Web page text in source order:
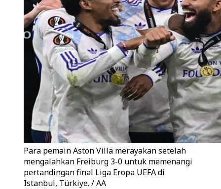
Para pemain Aston Villa merayakan setelah
mengalahkan Freiburg 3-0 untuk memenangi
pertandingan final Liga Eropa UEFA di
Istanbul, Türkiye. / AA